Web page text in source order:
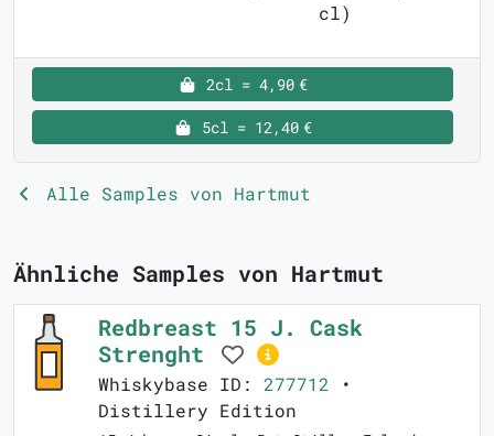
cl)
2cl = 4,90 €
5cl = 12,40 €
Alle Samples von Hartmut
Ähnliche Samples von Hartmut
Redbreast 15 J. Cask
Strenght
Whiskybase ID: 277712 •
Distillery Edition